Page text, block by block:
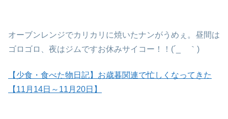
オーブンレンジでカリカリに焼いたナンがうめぇ。昼間は
ゴロゴロ、夜はジムですお休みサイコー！！(´_ゝ｀)
【少食・食べた物日記】お歳暮関連で忙しくなってきた
【11月14日～11月20日】